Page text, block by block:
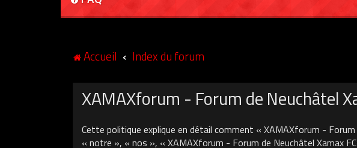
Accueil Index du forum
XAMAXforum - Forum de Neuchâtel
Cette politique explique en détail comment « XAMAXforum -
« notre », « nos », « XAMAXforum - Forum de Neuchâtel Xamax